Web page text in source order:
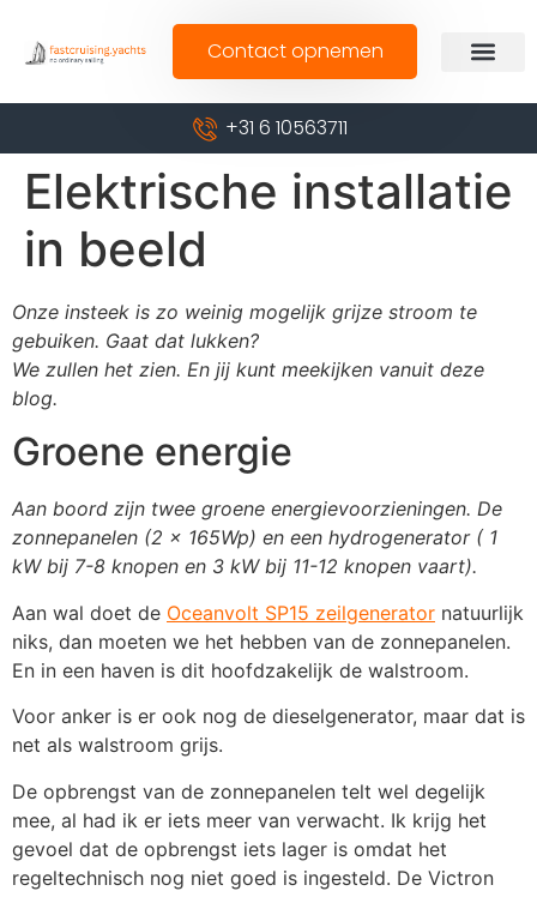
Contact opnemen
+31 6 10563711
Elektrische installatie
in beeld
Onze insteek is zo weinig mogelijk grijze stroom te
gebuiken. Gaat dat lukken?
We zullen het zien. En jij kunt meekijken vanuit deze
blog.
Groene energie
Aan boord zijn twee groene energievoorzieningen. De
zonnepanelen (2 x 165Wp) en een hydrogenerator ( 1
kW bij 7-8 knopen en 3 kW bij 11-12 knopen vaart).
Aan wal doet de Oceanvolt SP15 zeilgenerator natuurlijk
niks, dan moeten we het hebben van de zonnepanelen.
En in een haven is dit hoofdzakelijk de walstroom.
Voor anker is er ook nog de dieselgenerator, maar dat is
net als walstroom grijs.
De opbrengst van de zonnepanelen telt wel degelijk
mee, al had ik er iets meer van verwacht. Ik krijg het
gevoel dat de opbrengst iets lager is omdat het
regeltechnisch nog niet goed is ingesteld. De Victron